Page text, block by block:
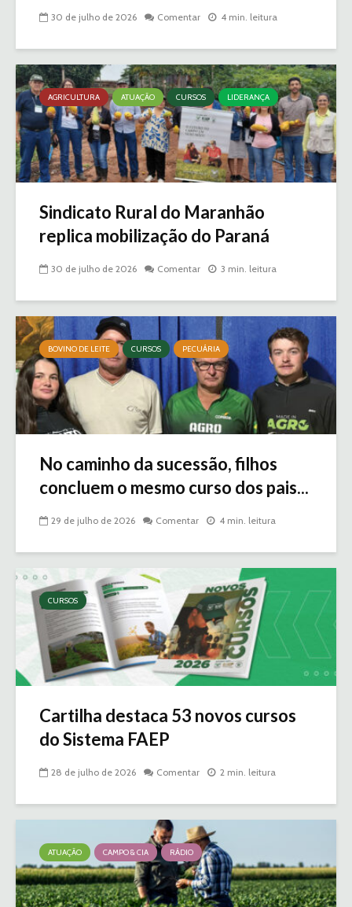
30 de julho de 2026 Comentar 4 min. leitura
AGRICULTURA ATUAÇÃO CURSOS LIDERANÇA
Sindicato Rural do Maranhão
replica mobilização do Paraná
30 de julho de 2026 Comentar 3 min. leitura
BOVINO DE LEITE CURSOS PECUÁRIA
No caminho da sucessão, filhos
concluem o mesmo curso dos pais...
29 de julho de 2026 Comentar 4 min. leitura
CURSOS
Cartilha destaca 53 novos cursos
do Sistema FAEP
28 de julho de 2026 Comentar 2 min. leitura
ATUAÇÃO CAMPO & CIA RÁDIO